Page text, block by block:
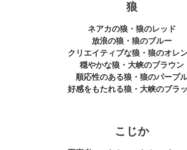
狼
ネアカの狼・狼のレッド
放浪の狼・狼のブルー
クリエイティブな狼・狼のオレ
穏やかな狼・大峡のブラウン
順応性のある狼・狼のパープ
好感をもたれる狼・大峡のブラ
こじか